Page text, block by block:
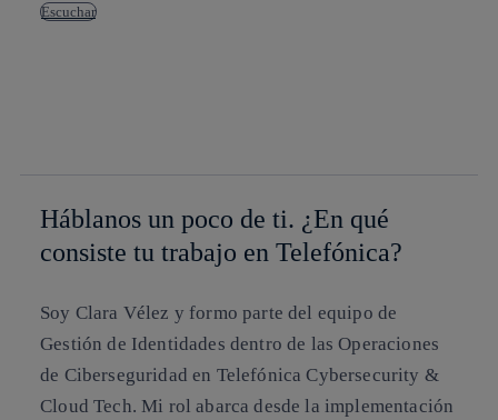
Escuchar
Háblanos un poco de ti. ¿En qué
consiste tu trabajo en Telefónica?
Soy Clara Vélez y formo parte del equipo de
Gestión de Identidades dentro de las Operaciones
de Ciberseguridad en Telefónica Cybersecurity &
Cloud Tech. Mi rol abarca desde la implementación